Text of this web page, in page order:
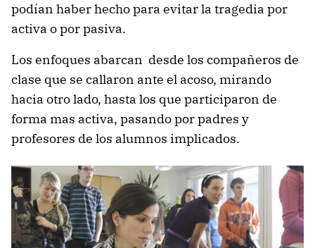
podían haber hecho para evitar la tragedia por
activa o por pasiva.
Los enfoques abarcan desde los compañeros de
clase que se callaron ante el acoso, mirando
hacia otro lado, hasta los que participaron de
forma mas activa, pasando por padres y
profesores de los alumnos implicados.